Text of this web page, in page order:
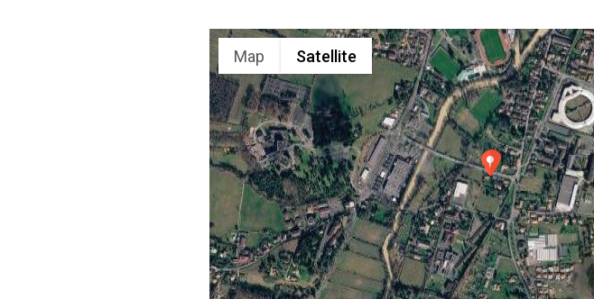
Map Satellite